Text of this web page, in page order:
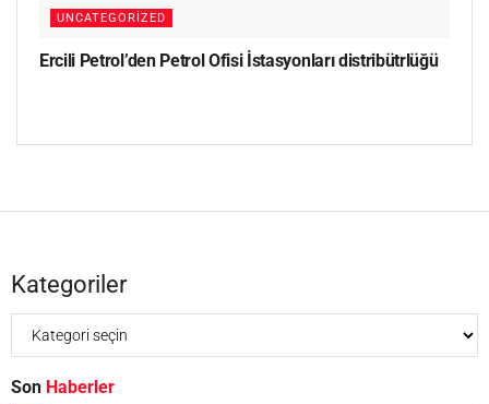
UNCATEGORIZED
Ercili Petrol’den Petrol Ofisi İstasyonları distribütrlüğü
Kategoriler
Son Haberler